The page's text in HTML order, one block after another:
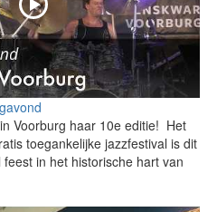
Voorburg haar 10e editie! Het
toegankelijke jazzfestival is dit
in het historische hart van